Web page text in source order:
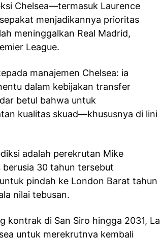
Chelsea—termasuk Laurence
menjadikannya prioritas
meninggalkan Real Madrid,
League.
manajemen Chelsea: ia
dalam kebijakan transfer
betul bahwa untuk
kualitas skuad—khususnya di lini
adalah perekrutan Mike
berusia 30 tahun tersebut
pindah ke London Barat tahun
nilai tebusan.
kontrak di San Siro hingga 2031, La
untuk merekrutnya kembali